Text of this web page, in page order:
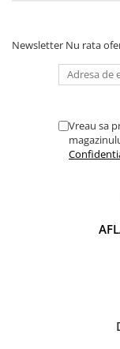
Newsletter Nu rata
Vreau sa